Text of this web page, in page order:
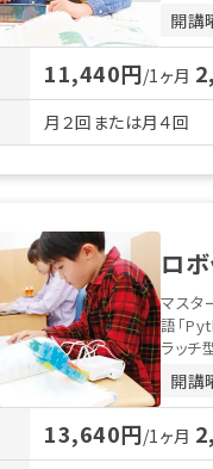
開講
11,440円/1ヶ月
月２回または月４回
ロ
マスタ
語「
ラッチ
開講
13,640円/1ヶ月